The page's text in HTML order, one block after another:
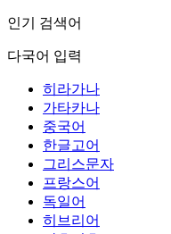
인기 검색어
다국어 입력
히라가나
가타카나
중국어
한글고어
그리스문자
프랑스어
독일어
히브리어